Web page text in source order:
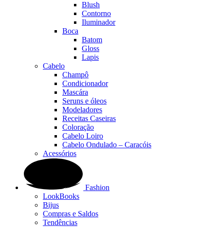
Blush
Contorno
Iluminador
Boca
Batom
Gloss
Lapis
Cabelo
Champô
Condicionador
Mascára
Seruns e óleos
Modeladores
Receitas Caseiras
Coloração
Cabelo Loiro
Cabelo Ondulado – Caracóis
Acessórios
Fashion
LookBooks
Bijus
Compras e Saldos
Tendências